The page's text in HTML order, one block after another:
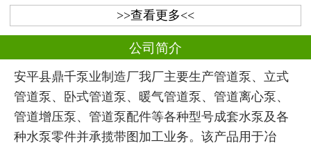
>>查看更多<<
公司简介
安平县鼎千泵业制造厂我厂主要生产管道泵、立式
管道泵、卧式管道泵、暖气管道泵、管道离心泵、
管道增压泵、管道泵配件等各种型号成套水泵及各
种水泵零件并承揽带图加工业务。该产品用于冶